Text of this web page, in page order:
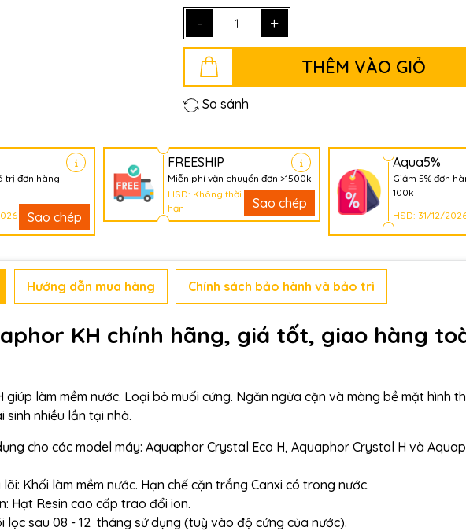
- +
THÊM VÀO GIỎ
So sánh
trị đơn hàng
Sao chép
FREESHIP
Miễn phí vận chuyển đơn >1500k
HSD: Không thời
hạn
Sao chép
Aqua5%
Giảm 5% đơn
100k
HSD: 31/12/
Hướng dẫn mua hàng Chính sách bảo hành và bảo trì
KH chính hãng, giá tốt, giao hàng
giúp làm mềm nước. Loại bỏ muối cứng. Ngăn ngừa cặn và màng bề mặt hình
sinh nhiều lần tại nhà.
cho các model máy: Aquaphor Crystal Eco H, Aquaphor Crystal H và
Khối làm mềm nước. Hạn chế cặn trắng Canxi có trong nước.
Hạt Resin cao cấp trao đổi ion.
lọc sau 08 - 12 tháng sử dụng (tuỳ vào độ cứng của nước).